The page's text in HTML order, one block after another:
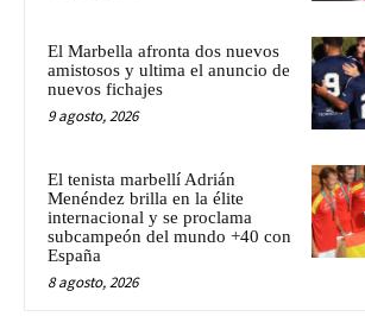
El Marbella afronta dos nuevos
amistosos y ultima el anuncio de
nuevos fichajes
9 agosto, 2026
El tenista marbellí Adrián
Menéndez brilla en la élite
internacional y se proclama
subcampeón del mundo +40 con
España
8 agosto, 2026